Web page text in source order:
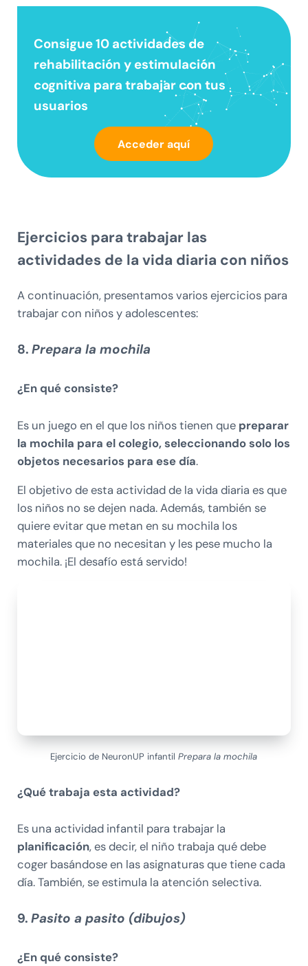
Consigue 10 actividades de
rehabilitación y estimulación
cognitiva para trabajar con tus
usuarios
Acceder aquí
Ejercicios para trabajar las
actividades de la vida diaria con niños
A continuación, presentamos varios ejercicios para
trabajar con niños y adolescentes:
8. Prepara la mochila
¿En qué consiste?
Es un juego en el que los niños tienen que preparar
la mochila para el colegio, seleccionando solo los
objetos necesarios para ese día.
El objetivo de esta actividad de la vida diaria es que
los niños no se dejen nada. Además, también se
quiere evitar que metan en su mochila los
materiales que no necesitan y les pese mucho la
mochila. ¡El desafío está servido!
Ejercicio de NeuronUP infantilPrepara la mochila
¿Qué trabaja esta actividad?
Es una actividad infantil para trabajar la
planificación, es decir, el niño trabaja qué debe
coger basándose en las asignaturas que tiene cada
día. También, se estimula la atención selectiva.
9. Pasito a pasito (dibujos)
¿En qué consiste?